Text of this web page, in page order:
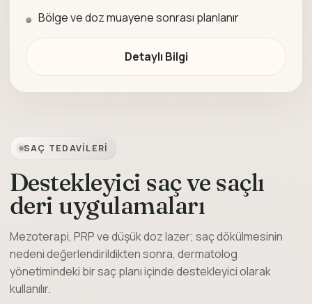
Bölge ve doz muayene sonrası planlanır
Detaylı Bilgi
SAÇ TEDAVILERI
Destekleyici saç ve saçlı
deri uygulamaları
Mezoterapi, PRP ve düşük doz lazer; saç dökülmesinin
nedeni değerlendirildikten sonra, dermatolog
yönetimindeki bir saç planı içinde destekleyici olarak
kullanılır.